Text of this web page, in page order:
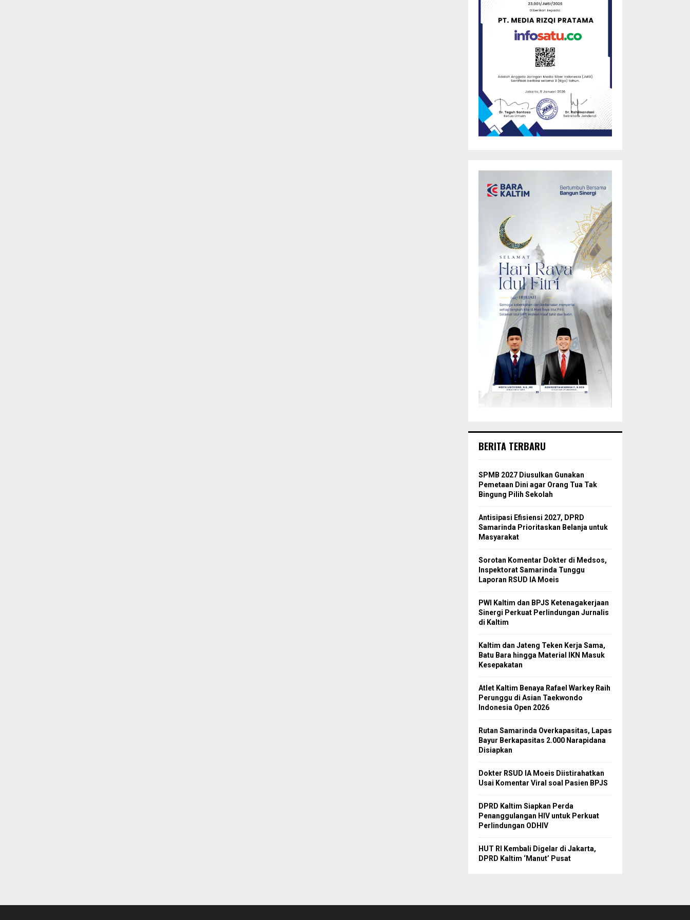
BERITA TERBARU
SPMB 2027 Diusulkan Gunakan
Pemetaan Dini agar Orang Tua Tak
Bingung Pilih Sekolah
Antisipasi Efisiensi 2027, DPRD
Samarinda Prioritaskan Belanja untuk
Masyarakat
Sorotan Komentar Dokter di Medsos,
Inspektorat Samarinda Tunggu
Laporan RSUD IA Moeis
PWI Kaltim dan BPJS Ketenagakerjaan
Sinergi Perkuat Perlindungan Jurnalis
di Kaltim
Kaltim dan Jateng Teken Kerja Sama,
Batu Bara hingga Material IKN Masuk
Kesepakatan
Atlet Kaltim Benaya Rafael Warkey Raih
Perunggu di Asian Taekwondo
Indonesia Open 2026
Rutan Samarinda Overkapasitas, Lapas
Bayur Berkapasitas 2.000 Narapidana
Disiapkan
Dokter RSUD IA Moeis Diistirahatkan
Usai Komentar Viral soal Pasien BPJS
DPRD Kaltim Siapkan Perda
Penanggulangan HIV untuk Perkuat
Perlindungan ODHIV
HUT RI Kembali Digelar di Jakarta,
DPRD Kaltim ‘Manut’ Pusat